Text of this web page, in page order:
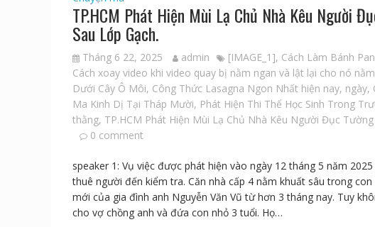
TP.HCM Phát Hiện Mùi Lạ Chủ Nhà Kêu Người
Sau Lớp Gạch.
Tháng 6 22, 2025 admin [IMAGE_1], Cách Làm Bánh
Cách xoay video khi video quay bị nằm ngan và lật lại cho nó
Dưới Cây Ô Môi, Công Thức Lasagna Ngon Nhất hiện nay, ngày,
Ma Kinh Dị Tại Tháp Mười, Phát Hiện Thi Thể Học Sinh Trong
thằng, TP.HCM Phát Hiện Mùi Lạ Chủ Nhà Kêu Người Đục
0 comment
speaker 1: Vụ việc được phát hiện vào ngày 12 tháng 5 năm
thuê người đến kiểm tra. Căn nhà cấp 4 nằm khuất sâu trong
mới của gia đình anh Nguyễn Văn Vũ từ hơn 3 tháng nay. Tuy
cho vợ chồng anh và đứa con nhỏ 3 tuổi. Họ…